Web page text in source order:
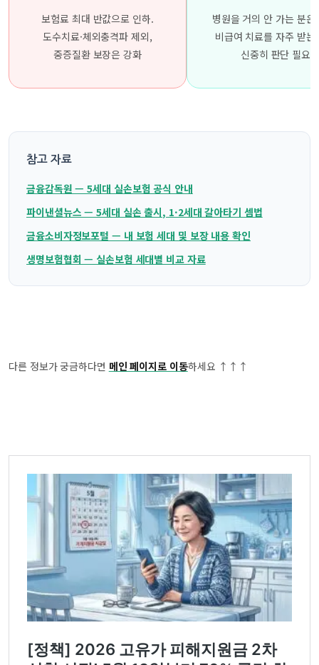
보험료 최대 반값으로 인하.
도수치료·체외충격파 제외,
중증질환 보장은 강화
병원을 거의 안 가는 분은
비급여 치료를 자주 받는
신중히 판단 필요
참고 자료
금융감독원 — 5세대 실손보험 공식 안내
파이낸셜뉴스 — 5세대 실손 출시, 1·2세대 갈아타기 셈법
금융소비자정보포털 — 내 보험 세대 및 보장 내용 확인
생명보험협회 — 실손보험 세대별 비교 자료
다른 정보가 궁금하다면 메인 페이지로 이동하세요 ↑↑↑